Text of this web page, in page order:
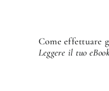
Come effettuare
Leggere il tuo